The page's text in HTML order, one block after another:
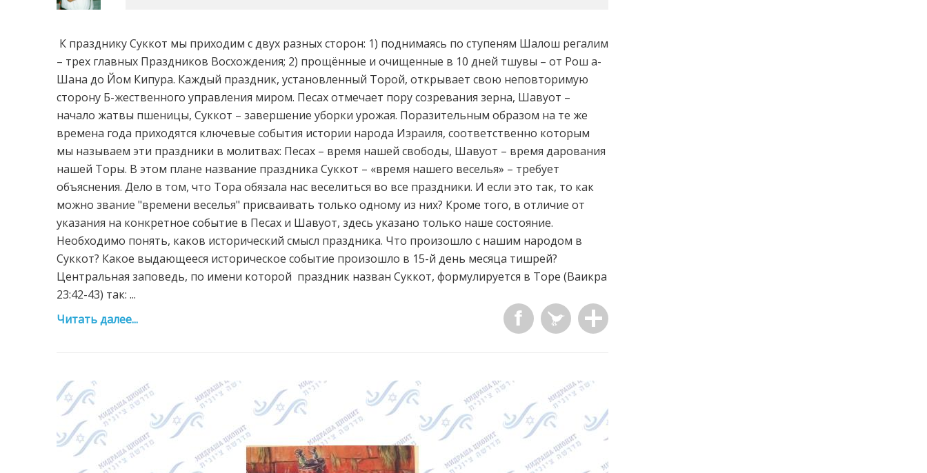
К празднику Суккот мы приходим с двух разных сторон: 1) поднимаясь по ступеням Шалош регалим
– трех главных Праздников Восхождения; 2) прощённые и очищенные в 10 дней тшувы – от Рош а-
Шана до Йом Кипура. Каждый праздник, установленный Торой, открывает свою неповторимую
сторону Б-жественного управления миром. Песах отмечает пору созревания зерна, Шавуот –
начало жатвы пшеницы, Суккот – завершение уборки урожая. Поразительным образом на те же
времена года приходятся ключевые события истории народа Израиля, соответственно которым
мы называем эти праздники в молитвах: Песах – время нашей свободы, Шавуот – время дарования
нашей Торы. В этом плане название праздника Суккот – «время нашего веселья» – требует
объяснения. Дело в том, что Тора обязала нас веселиться во все праздники. И если это так, то как
можно звание "времени веселья" присваивать только одному из них? Кроме того, в отличие от
указания на конкретное событие в Песах и Шавуот, здесь указано только наше состояние.
Необходимо понять, каков исторический смысл праздника. Что произошло с нашим народом в
Суккот? Какое выдающееся историческое событие произошло в 15-й день месяца тишрей?
Центральная заповедь, по имени которой праздник назван Суккот, формулируется в Торе (Ваикра
23:42-43) так: ...
Читать далее...